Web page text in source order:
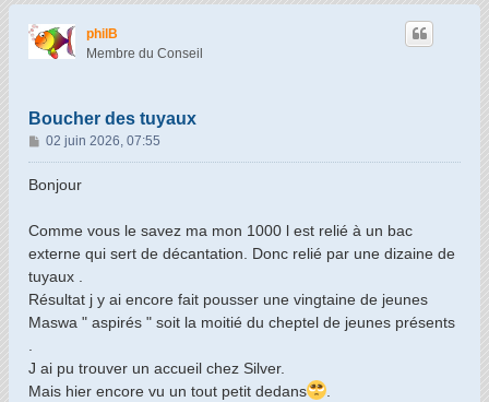
philB
Membre du Conseil
Boucher des tuyaux
M
e
s
g
e
02 juin 2026, 07:55
Bonjour
Comme vous le savez ma mon 1000 l est relié à un bac
externe qui sert de décantation. Donc relié par une dizaine de
tuyaux .
Résultat j y ai encore fait pousser une vingtaine de jeunes
Maswa " aspirés " soit la moitié du cheptel de jeunes présents
J ai pu trouver un accueil chez Silver.
Mais hier encore vu un tout petit dedans